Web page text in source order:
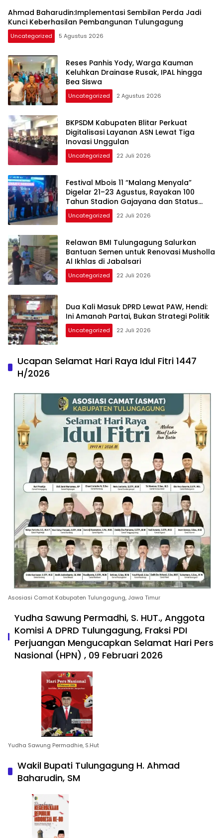
Ahmad Baharudin:Implementasi Sembilan Perda Jadi
Kunci Keberhasilan Pembangunan Tulungagung
Uncategorized 5 Agustus 2026
Reses Panhis Yody, Warga Kauman
Keluhkan Drainase Rusak, IPAL hingga
Bea Siswa
Uncategorized 2 Agustus 2026
BKPSDM Kabupaten Blitar Perkuat
Digitalisasi Layanan ASN Lewat Tiga
Inovasi Unggulan
Uncategorized 22 Juli 2026
Festival Mbois 11 “Malang Menyala”
Digelar 21–23 Agustus, Rayakan 100
Tahun Stadion Gajayana dan Status
UNESCO
Uncategorized 22 Juli 2026
Relawan BMI Tulungagung Salurkan
Bantuan Semen untuk Renovasi Musholla
Al Ikhlas di Jabalsari
Uncategorized 22 Juli 2026
Dua Kali Masuk DPRD Lewat PAW, Hendi:
Ini Amanah Partai, Bukan Strategi Politik
Uncategorized 22 Juli 2026
Ucapan Selamat Hari Raya Idul Fitri 1447
H/2026
Asosiasi Camat Kabupaten Tulungagung, Jawa Timur
Yudha Sawung Permadhi, S. HUT., Anggota
Komisi A DPRD Tulungagung, Fraksi PDI
Perjuangan Mengucapkan Selamat Hari Pers
Nasional (HPN) , 09 Februari 2026
Yudha Sawung Permadhie, S.Hut
Wakil Bupati Tulungagung H. Ahmad
Baharudin, SM